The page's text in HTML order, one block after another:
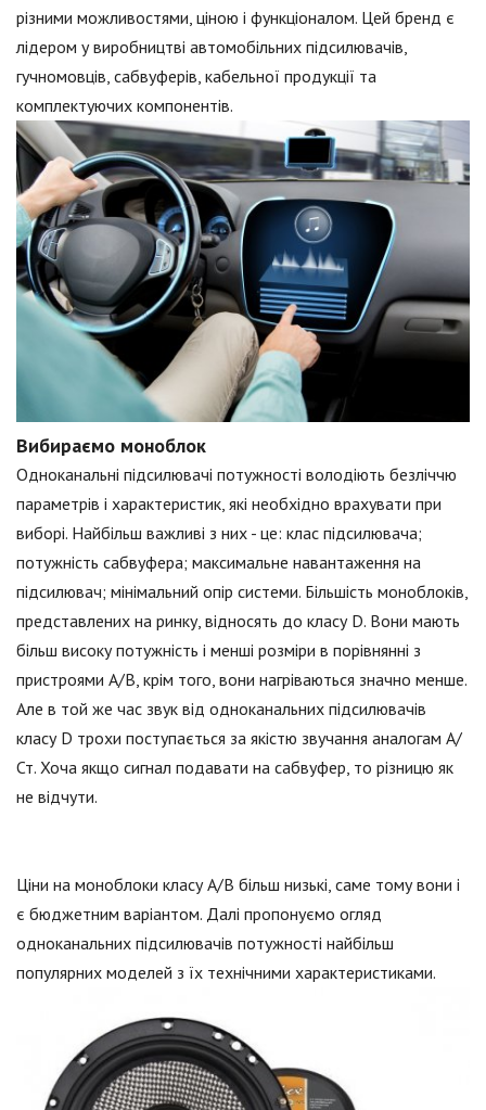
різними можливостями, ціною і функціоналом. Цей бренд є
лідером у виробництві автомобільних підсилювачів,
гучномовців, сабвуферів, кабельної продукції та
комплектуючих компонентів.
Вибираємо моноблок
Одноканальні підсилювачі потужності володіють безліччю
параметрів і характеристик, які необхідно врахувати при
виборі. Найбільш важливі з них - це: клас підсилювача;
потужність сабвуфера; максимальне навантаження на
підсилювач; мінімальний опір системи. Більшість моноблоків,
представлених на ринку, відносять до класу D. Вони мають
більш високу потужність і менші розміри в порівнянні з
пристроями А/В, крім того, вони нагріваються значно менше.
Але в той же час звук від одноканальних підсилювачів
класу D трохи поступається за якістю звучання аналогам А/
Ст. Хоча якщо сигнал подавати на сабвуфер, то різницю як
не відчути.
Ціни на моноблоки класу А/В більш низькі, саме тому вони і
є бюджетним варіантом. Далі пропонуємо огляд
одноканальних підсилювачів потужності найбільш
популярних моделей з їх технічними характеристиками.